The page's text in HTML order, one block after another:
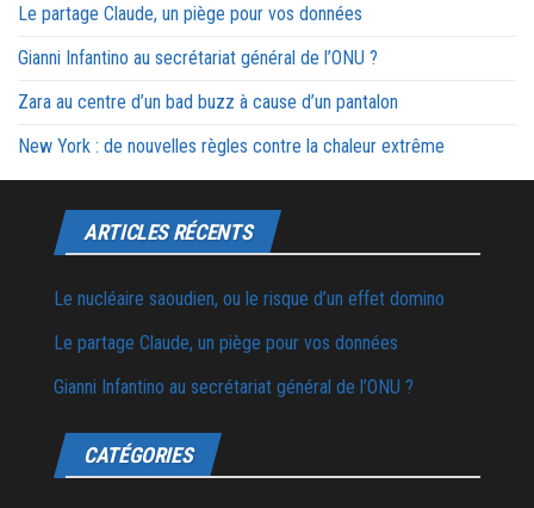
Le partage Claude, un piège pour vos données
Gianni Infantino au secrétariat général de l’ONU ?
Zara au centre d’un bad buzz à cause d’un pantalon
New York : de nouvelles règles contre la chaleur extrême
ARTICLES RÉCENTS
Le nucléaire saoudien, ou le risque d’un effet domino
Le partage Claude, un piège pour vos données
Gianni Infantino au secrétariat général de l’ONU ?
CATÉGORIES